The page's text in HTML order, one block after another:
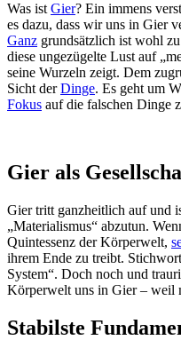
Was ist Gier? Ein immens
es dazu, dass wir uns in Gier
Ganz grundsätzlich ist wohl
diese ungezügelte Lust auf
seine Wurzeln zeigt. Dem
Sicht derDinge. Es geht um
Fokus auf die falschen Dinge
Gier als
Gier tritt ganzheitlich auf und
„Materialismus“ abzutun.
Quintessenz der Körperwelt,
ihrem Ende zu treibt.
System“. Doch noch und
Körperwelt uns in Gier – weil
Stabilste